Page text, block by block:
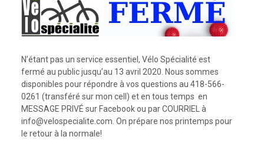
N’étant pas un service essentiel, Vélo Spécialité est
fermé au public jusqu’au 13 avril 2020. Nous sommes
disponibles pour répondre à vos questions au 418-566-
0261 (transféré sur mon cell) et en tous temps en
MESSAGE PRIVÉ sur Facebook ou par COURRIEL à
info@velospecialite.com. On prépare nos printemps pour
le retour à la normale!